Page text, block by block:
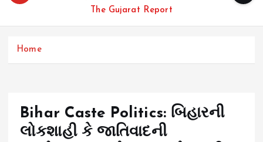
The Gujarat Report
Home
Bihar Caste Politics: બિહારની
લોકશાહી કે જાતિવાદની